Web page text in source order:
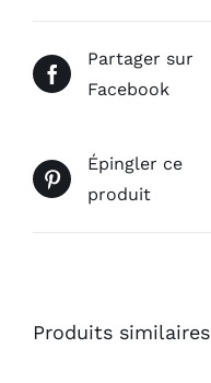
Partager sur
Facebook
Épingler ce
produit
Produits similaires